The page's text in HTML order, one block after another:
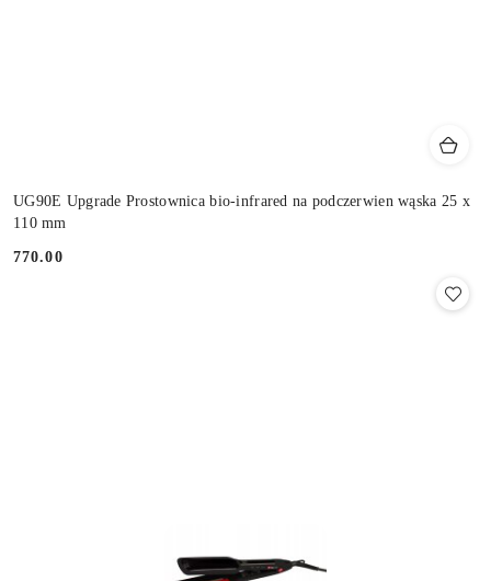
UG90E Upgrade Prostownica bio-infrared na podczerwien wąska 25 x
110 mm
Cena:
770.00